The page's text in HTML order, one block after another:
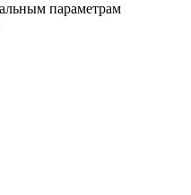
параметрам